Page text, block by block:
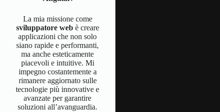
La mia missione come
sviluppatore webè creare
applicazioni che non solo
siano rapide e performanti,
ma anche esteticamente
piacevoli e intuitive. Mi
impegno costantemente a
rimanere aggiornato sulle
tecnologie più innovative e
avanzate per garantire
soluzioni all’avanguardia.